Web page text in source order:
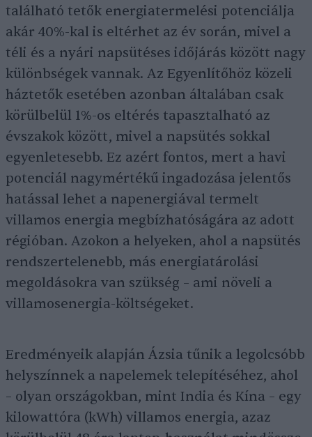
található tetők energiatermelési potenciálja
akár 40%-kal is eltérhet az év során, mivel a
téli és a nyári napsütéses időjárás között nagy
különbségek vannak. Az Egyenlítőhöz közeli
háztetők esetében azonban általában csak
körülbelül 1%-os eltérés tapasztalható az
évszakok között, mivel a napsütés sokkal
egyenletesebb. Ez azért fontos, mert a havi
potenciál nagymértékű ingadozása jelentős
hatással lehet a napenergiával termelt
villamos energia megbízhatóságára az adott
régióban. Azokon a helyeken, ahol a napsütés
rendszertelenebb, más energiatárolási
megoldásokra van szükség – ami növeli a
villamosenergia-költségeket.
Eredményeik alapján Ázsia tűnik a legolcsóbb
helyszínnek a napelemek telepítéséhez, ahol
– olyan országokban, mint India és Kína – egy
kilowattóra (kWh) villamos energia, azaz